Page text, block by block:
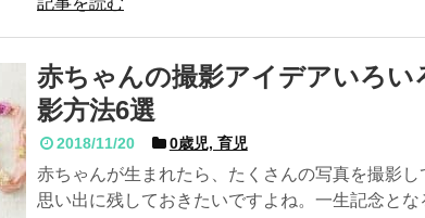
赤ちゃんの撮影アイデアいろい
影方法6選
2018/11/20 0歳児, 育児
赤ちゃんが生まれたら、たくさんの写真を撮影
思い出に残しておきたいですよね。一生記念と